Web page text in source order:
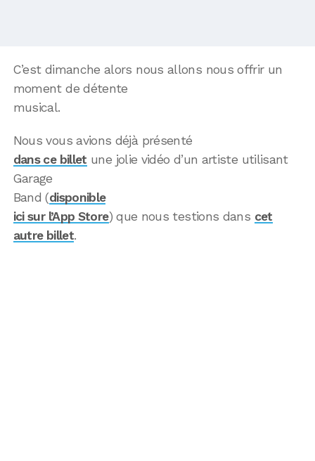
C’est dimanche alors nous allons nous offrir un
moment de détente
musical.
Nous vous avions déjà présenté
dans ce billet une jolie vidéo d’un artiste utilisant
Garage
Band (disponible
ici sur l’App Store) que nous testions dans cet
autre billet.